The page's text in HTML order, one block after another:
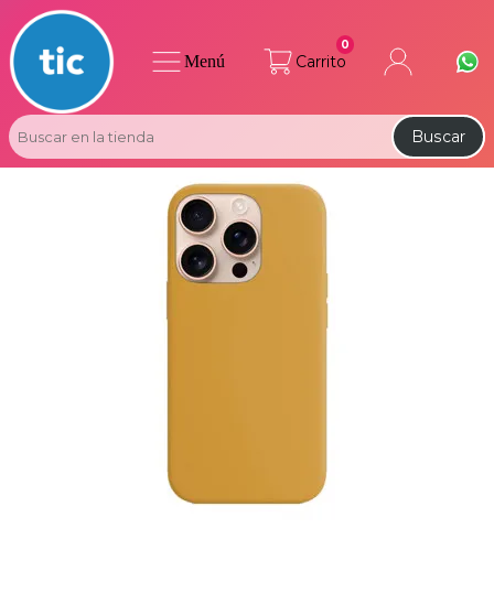
Carrito
0
Buscar
Menú